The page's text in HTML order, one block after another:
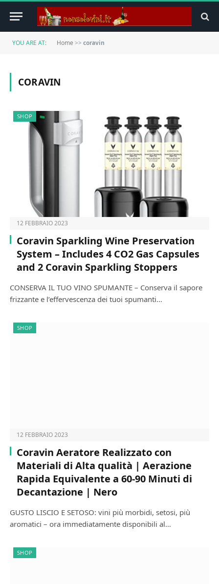
YOU ARE AT: Home >> coravin
CORAVIN
SHOP
12 FEBBRAIO 2023
Coravin Sparkling Wine Preservation
System – Includes 4 CO2 Gas Capsules
and 2 Coravin Sparkling Stoppers
CONSERVA IL TUO VINO SPUMANTE – Conserva il sapore
frizzante e l’effervescenza dei tuoi spumanti…
SHOP
12 FEBBRAIO 2023
Coravin Aeratore Realizzato con
Materiali di Alta qualità | Aerazione
Rapida Equivalente a 60-90 Minuti di
Decantazione | Nero
GUSTO LISCIO E SETOSO: vini più morbidi, setosi, più
aromatici – ora immediatamente disponibili al…
SHOP